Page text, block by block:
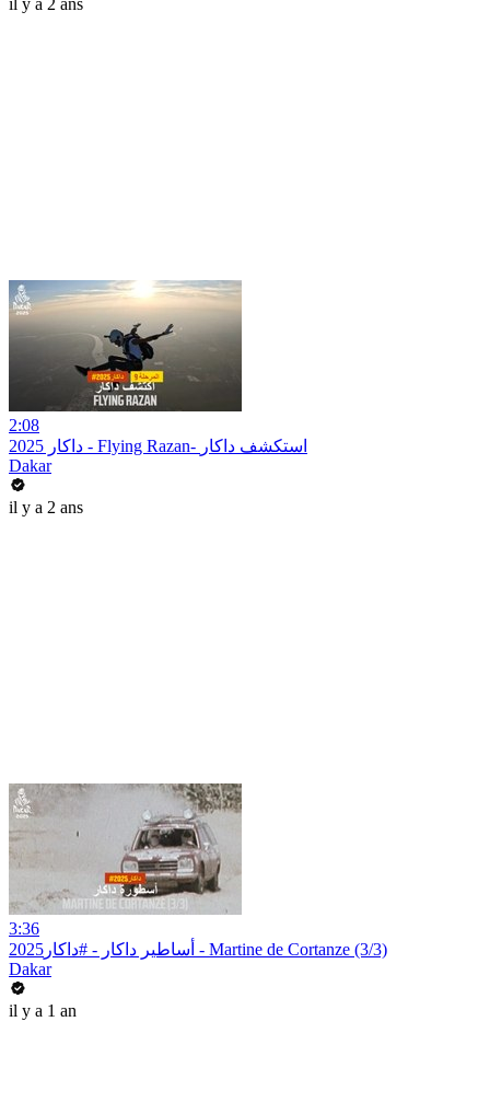
il y a 2 ans
2:08
داكار 2025 - Flying Razan- استكشف داكار
Dakar
il y a 2 ans
3:36
أساطير داكار - #داكار2025 - Martine de Cortanze (3/3)
Dakar
il y a 1 an